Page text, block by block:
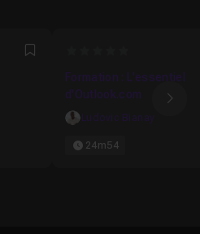
Favori
Formation : L'essentiel
d'Outlook.com
Ludovic Bianay
24m54